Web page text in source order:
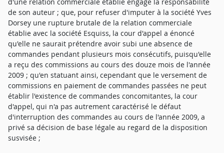
de son auteur ; que, pour refuser d'imputer à la société Yves
Dorsey une rupture brutale de la relation commerciale
établie avec la société Esquiss, la cour d'appel a énoncé
qu'elle ne saurait prétendre avoir subi une absence de
commandes pendant plusieurs mois consécutifs, puisqu'elle
a reçu des commissions au cours des douze mois de l'année
2009 ; qu'en statuant ainsi, cependant que le versement de
commissions en paiement de commandes passées ne peut
établir l'existence de commandes concomitantes, la cour
d'appel, qui n'a pas autrement caractérisé le défaut
d'interruption des commandes au cours de l'année 2009, a
privé sa décision de base légale au regard de la disposition
susvisée ;